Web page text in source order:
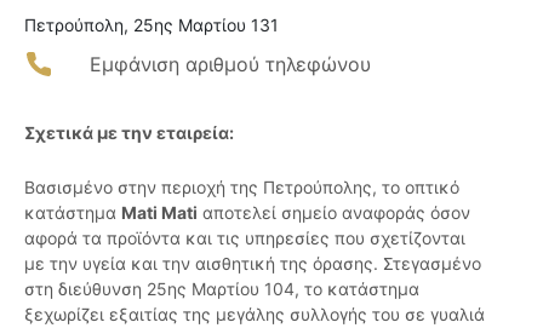
Πετρούπολη, 25ης Μαρτίου 131
Εμφάνιση αριθμού τηλεφώνου
Σχετικά με την εταιρεία:
Βασισμένο στην περιοχή της Πετρούπολης, το οπτικό
κατάστημα Mati Mati αποτελεί σημείο αναφοράς όσον
αφορά τα προϊόντα και τις υπηρεσίες που σχετίζονται
με την υγεία και την αισθητική της όρασης. Στεγασμένο
στη διεύθυνση 25ης Μαρτίου 104, το κατάστημα
ξεχωρίζει εξαιτίας της μεγάλης συλλογής του σε γυαλιά